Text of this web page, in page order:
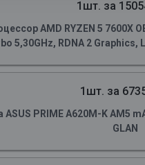
1шт. за
AMD RYZEN 5 7600X
5,30GHz, RDNA 2 Graphics,
1шт. за
PRIME A620M-K AM5
GLAN